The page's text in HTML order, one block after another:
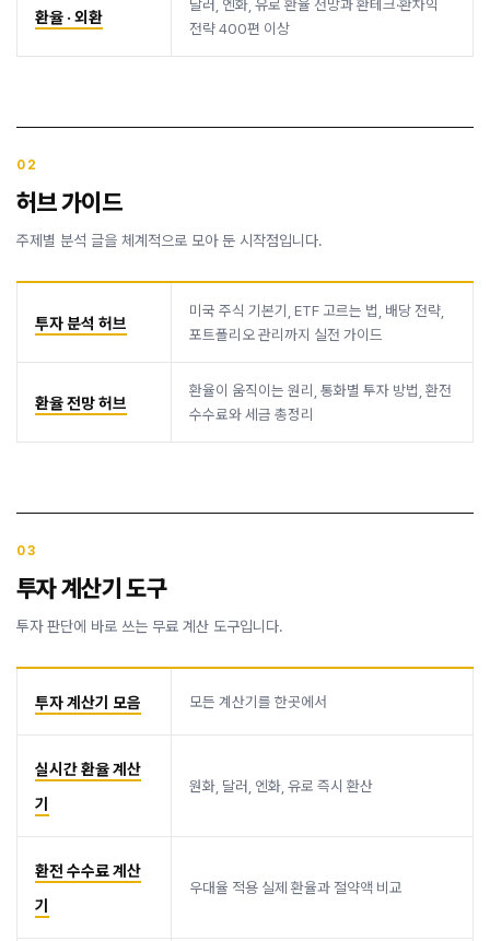
환율 · 외환
달러, 엔화, 유로 환율 전망과 환테크·환차익
전략 400편 이상
02
허브 가이드
주제별 분석 글을 체계적으로 모아 둔 시작점입니다.
투자 분석 허브
미국 주식 기본기, ETF 고르는 법, 배당 전략,
포트폴리오 관리까지 실전 가이드
환율 전망 허브
환율이 움직이는 원리, 통화별 투자 방법, 환전
수수료와 세금 총정리
03
투자 계산기 도구
투자 판단에 바로 쓰는 무료 계산 도구입니다.
투자 계산기 모음 모든 계산기를 한곳에서
실시간 환율 계산
기
원화, 달러, 엔화, 유로 즉시 환산
환전 수수료 계산
기
우대율 적용 실제 환율과 절약액 비교